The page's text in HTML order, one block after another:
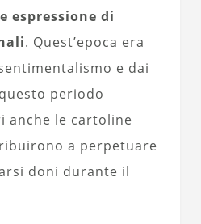
espressione di
. Quest’epoca era
e dai
periodo
anche le cartoline
a perpetuare
doni durante il